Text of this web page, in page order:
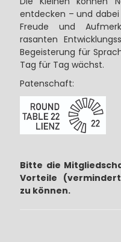
entdecken – und
Freude und
rasanten
Begeisterung für
Tag für Tag wächst.
Patenschaft:
Bitte die
Vorteile
zu können.